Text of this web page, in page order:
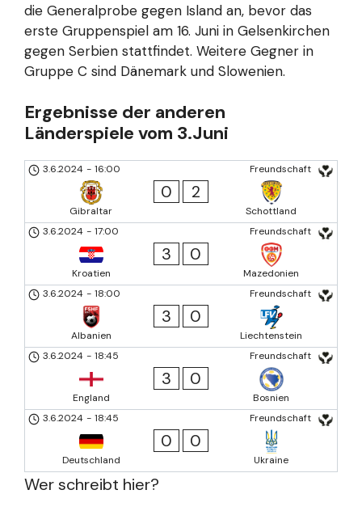
die Generalprobe gegen Island an, bevor das
erste Gruppenspiel am 16. Juni in Gelsenkirchen
gegen Serbien stattfindet. Weitere Gegner in
Gruppe C sind Dänemark und Slowenien.
Ergebnisse der anderen
Länderspiele vom 3.Juni
Freundschaft
3.6.2024 - 16:00
Gibraltar
0 2
Schottland
Freundschaft
3.6.2024 - 17:00
Kroatien
3 0
Mazedonien
Freundschaft
3.6.2024 - 18:00
Albanien
3 0
Liechtenstein
Freundschaft
3.6.2024 - 18:45
England
3 0
Bosnien
Freundschaft
3.6.2024 - 18:45
Deutschland
0 0
Ukraine
Wer schreibt hier?